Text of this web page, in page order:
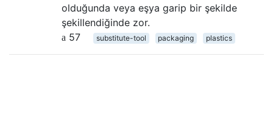
olduğunda veya eşya garip bir şekilde
şekillendiğinde zor.
57
substitute-tool packaging plastics